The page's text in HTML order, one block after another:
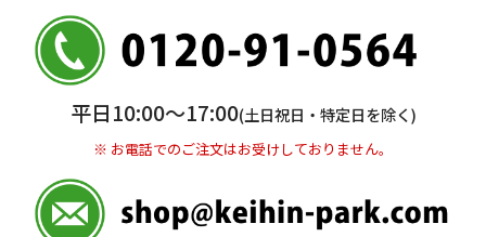
普通 7263489
＜口座名＞ カ）ディースタイル
※ 振込み手数料お客様ご負担。
平日10:00〜17:00(土日祝日・特定日を除く)
※ お電話でのご注文はお受けしておりません。